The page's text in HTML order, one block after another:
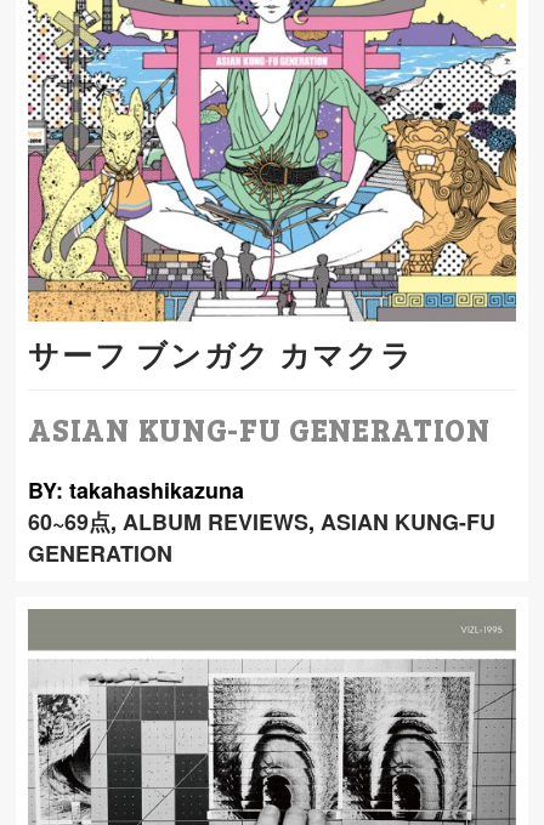
サーフ ブンガク カマクラ
ASIAN KUNG-FU GENERATION
BY: takahashikazuna
60~69点,ALBUM REVIEWS,ASIAN KUNG-FU
GENERATION